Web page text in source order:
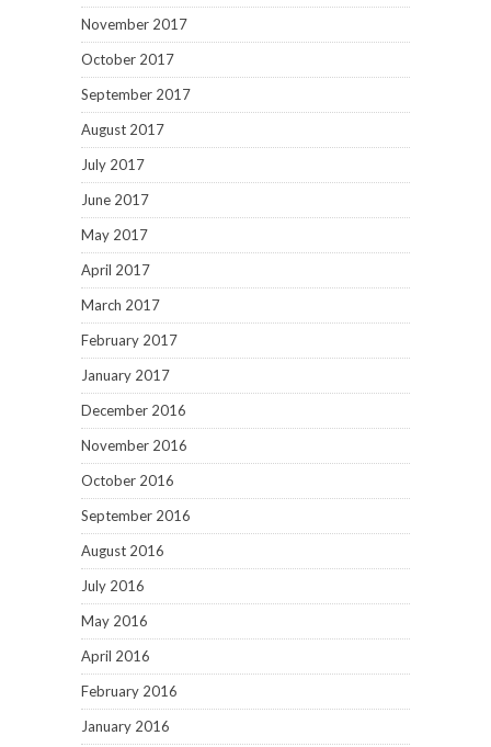
November 2017
October 2017
September 2017
August 2017
July 2017
June 2017
May 2017
April 2017
March 2017
February 2017
January 2017
December 2016
November 2016
October 2016
September 2016
August 2016
July 2016
May 2016
April 2016
February 2016
January 2016